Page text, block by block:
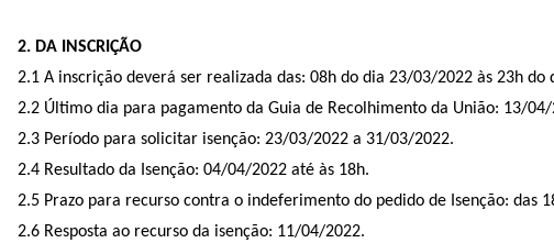
2. DA INSCRIÇÃO
2.1 A inscrição deverá ser realizada das: 08h do dia 23/03/2022 às 23h do
2.2 Último dia para pagamento da Guia de Recolhimento da União: 13/04/
2.3 Período para solicitar isenção: 23/03/2022 a 31/03/2022.
2.4 Resultado da Isenção: 04/04/2022 até às 18h.
2.5 Prazo para recurso contra o indeferimento do pedido de Isenção: das
2.6 Resposta ao recurso da isenção: 11/04/2022.